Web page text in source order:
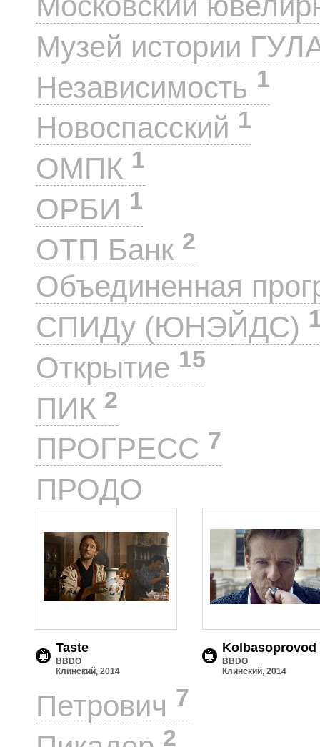
Музей истории
Независимость 1
Новоспасский 1
ОМПК 1
ОРБИ 1
ОТП Банк 2
Объединенная
СПИДу (ЮНЭЙДС)
Открытие 15
ПИК 2
ПРОГРЕСС 7
ПРОДО
Taste
BBDO
Клинский, 2014
Kolbasoprovod
BBDO
Клинский, 2014
Петрович 7
2